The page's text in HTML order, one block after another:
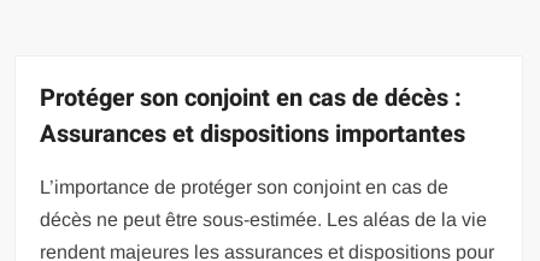
Protéger son conjoint en cas de décès :
Assurances et dispositions importantes
L’importance de protéger son conjoint en cas de
décès ne peut être sous-estimée. Les aléas de la vie
rendent majeures les assurances et dispositions pour